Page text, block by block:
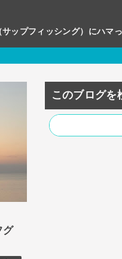
ップフィッシング）にハマっ
グ
このブログを